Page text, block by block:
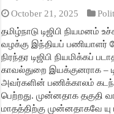
October 21, 2025
தமிழ்நாடு டிஜிபி நியமனம்
வழக்கு இந்தியப் பணியாளர்
நிரந்தர டிஜிபி நியமிக்கப்
காவல்துறை இயக்குனராக –
அவர்களின் பணிக்காலம்
பெற்றது. முன்னதாக தகுதி
மாதத்திற்கு முன்னதாகவே யு